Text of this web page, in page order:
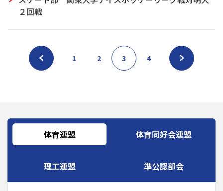
２回戦
1 2 3 4
体育連盟 体育同好会連盟
理工連盟 準公認部会